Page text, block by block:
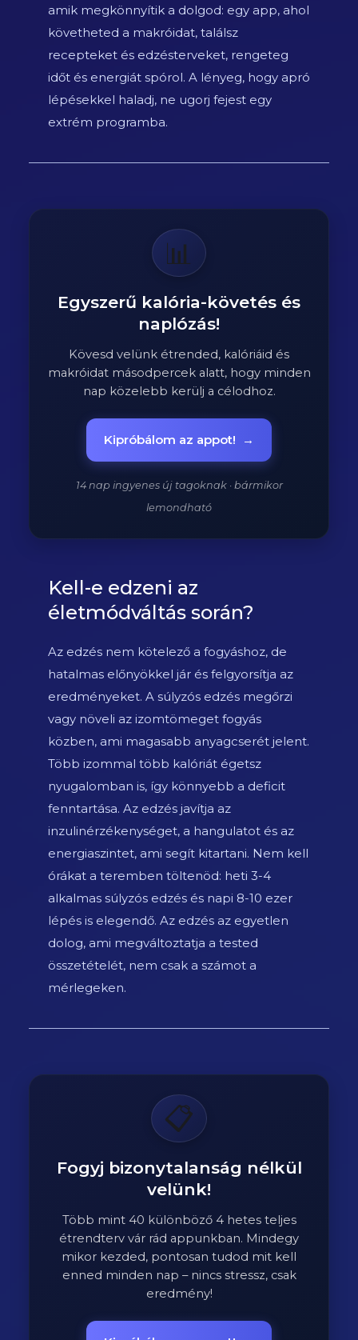
amik megkönnyítik a dolgod: egy app, ahol
követheted a makróidat, találsz
recepteket és edzésterveket, rengeteg
időt és energiát spórol. A lényeg, hogy apró
lépésekkel haladj, ne ugorj fejest egy
extrém programba.
📊
Egyszerű kalória-követés és
naplózás!
Kövesd velünk étrended, kalóriáid és
makróidat másodpercek alatt, hogy minden
nap közelebb kerülj a célodhoz.
Kipróbálom az appot! →
14 nap ingyenes új tagoknak · bármikor
lemondható
Kell-e edzeni az
életmódváltás során?
Az edzés nem kötelező a fogyáshoz, de
hatalmas előnyökkel jár és felgyorsítja az
eredményeket. A súlyzós edzés megőrzi
vagy növeli az izomtömeget fogyás
közben, ami magasabb anyagcserét jelent.
Több izommal több kalóriát égetsz
nyugalomban is, így könnyebb a deficit
fenntartása. Az edzés javítja az
inzulinérzékenységet, a hangulatot és az
energiaszintet, ami segít kitartani. Nem kell
órákat a teremben töltenöd: heti 3-4
alkalmas súlyzós edzés és napi 8-10 ezer
lépés is elegendő. Az edzés az egyetlen
dolog, ami megváltoztatja a tested
összetételét, nem csak a számot a
mérlegeken.
📋
Fogyj bizonytalanság nélkül
velünk!
Több mint 40 különböző 4 hetes teljes
étrendterv vár rád appunkban. Mindegy
mikor kezded, pontosan tudod mit kell
enned minden nap – nincs stressz, csak
eredmény!